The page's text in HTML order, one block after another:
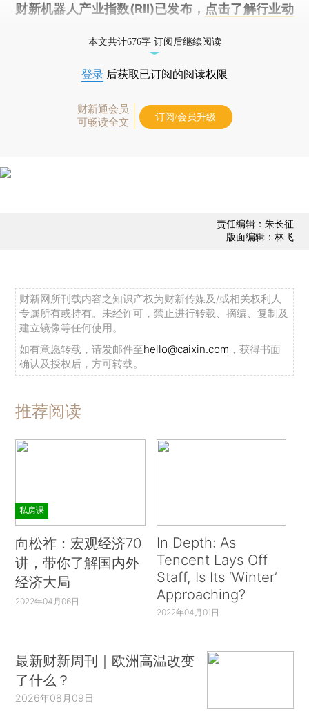
财新机器人产业指数(RII)已发布， 点击了解行业动
本文共计676字 订阅后继续阅读
登录 后获取已订阅的阅读权限
财新通会员
可畅读全文
订阅/会员升级
责任编辑：朱长征
版面编辑：林飞
财新网所刊载内容之知识产权为财新传媒及/或相关权利人
专属所有或持有。未经许可，禁止进行转载、摘编、复制及
建立镜像等任何使用。
如有意愿转载，请发邮件至hello@caixin.com ，获得书面
确认及授权后，方可转载。
推荐阅读
私房课
向松祚：宏观经济70
讲，带你了解国内外
经济大局
2022年04月06日
In Depth: As
Tencent Lays Off
Staff, Is Its ‘Winter’
Approaching?
2022年04月01日
最新财新周刊｜欧洲高温改变
了什么？
2026年08月09日